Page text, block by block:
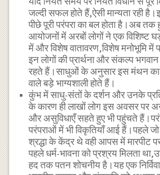
जल्दी सफल होते हैं,ऐसी मान्यता रही
पीछे पूरी परंपरा का बल होता है।अब
आयोजनों में अरबों लोगों ने एक विशिष्ट
में और विशेष वातावरण,विशेष मनोभूमि में
इन लोगों की प्रार्थना और संकल्प
रहते हैं।साधुओं के अनुसार इस मंथन का
वाले बड़े भाग्यशाली होते हैं।
कुंभ में साधु-संतों के दर्शन और उनके
के कारण ही लाखों लोग इस अवसर पर
और असुविधाएँ सहते हुए भी पहुंचते
परंपराओं में भी विकृतियाँ आई हैं।पहले
श्रद्धा के केंद्र थे वही आपस में मारपीट
पहले धर्म-भावना को प्रश्रय मिलता
हद तक पतन शोचनीय है।यह एक